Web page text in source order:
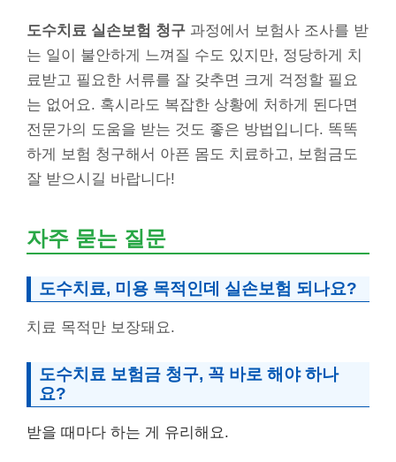
도수치료 실손보험 청구 과정에서 보험사 조사를 받
는 일이 불안하게 느껴질 수도 있지만, 정당하게 치
료받고 필요한 서류를 잘 갖추면 크게 걱정할 필요
는 없어요. 혹시라도 복잡한 상황에 처하게 된다면
전문가의 도움을 받는 것도 좋은 방법입니다. 똑똑
하게 보험 청구해서 아픈 몸도 치료하고, 보험금도
잘 받으시길 바랍니다!
자주 묻는 질문
도수치료, 미용 목적인데 실손보험 되나요?
치료 목적만 보장돼요.
도수치료 보험금 청구, 꼭 바로 해야 하나
요?
받을 때마다 하는 게 유리해요.